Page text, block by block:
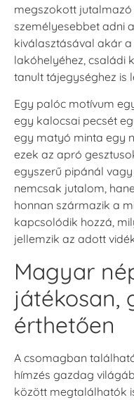
megszokott
személyesebbet adni
kiválasztásával akár
lakóhelyéhez, családi
tanult tájegységhez is
Egy palóc motívum
egy kalocsai pecsét
egy matyó minta egy
ezek az apró
egyszerű pipánál
nemcsak jutalom,
honnan származik a
kapcsolódik hozzá,
jellemzik az adott
Magyar
játékosan,
érthetően
A csomagban
hímzés gazdag
között megtalálhatók